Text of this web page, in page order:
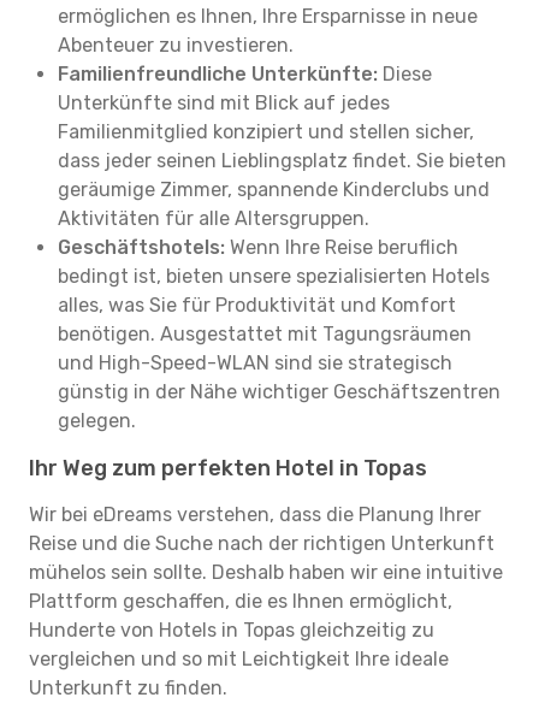
ermöglichen es Ihnen, Ihre Ersparnisse in neue
Abenteuer zu investieren.
Familienfreundliche Unterkünfte: Diese
Unterkünfte sind mit Blick auf jedes
Familienmitglied konzipiert und stellen sicher,
dass jeder seinen Lieblingsplatz findet. Sie bieten
geräumige Zimmer, spannende Kinderclubs und
Aktivitäten für alle Altersgruppen.
Geschäftshotels: Wenn Ihre Reise beruflich
bedingt ist, bieten unsere spezialisierten Hotels
alles, was Sie für Produktivität und Komfort
benötigen. Ausgestattet mit Tagungsräumen
und High-Speed-WLAN sind sie strategisch
günstig in der Nähe wichtiger Geschäftszentren
gelegen.
Ihr Weg zum perfekten Hotel in Topas
Wir bei eDreams verstehen, dass die Planung Ihrer
Reise und die Suche nach der richtigen Unterkunft
mühelos sein sollte. Deshalb haben wir eine intuitive
Plattform geschaffen, die es Ihnen ermöglicht,
Hunderte von Hotels in Topas gleichzeitig zu
vergleichen und so mit Leichtigkeit Ihre ideale
Unterkunft zu finden.